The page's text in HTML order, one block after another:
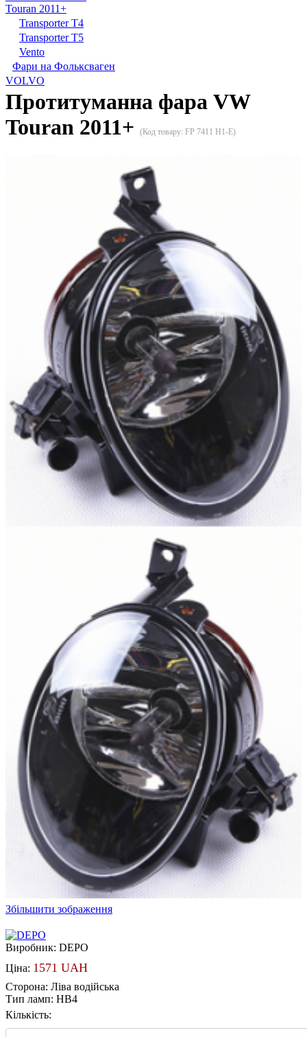
Touran 2011+
Transporter T4
Transporter T5
Vento
Фари на Фольксваген
VOLVO
Протитуманна фара VW
Touran 2011+
(Код товару: FP 7411 H1-E)
Збільшити зображення
Виробник: DEPO
Ціна: 1571 UAH
Сторона: Ліва водійська
Тип ламп: HB4
Кількість: